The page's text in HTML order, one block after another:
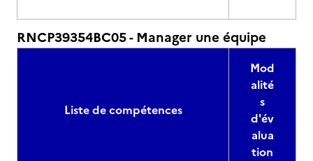
RNCP39354BC05 - Manager une équipe
Liste de compétences
Mod
alité
s
d'év
alua
tion